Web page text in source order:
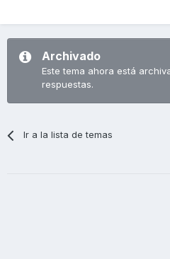
Archivado
Este tema ahora está
respuestas.
Ir a la lista de temas